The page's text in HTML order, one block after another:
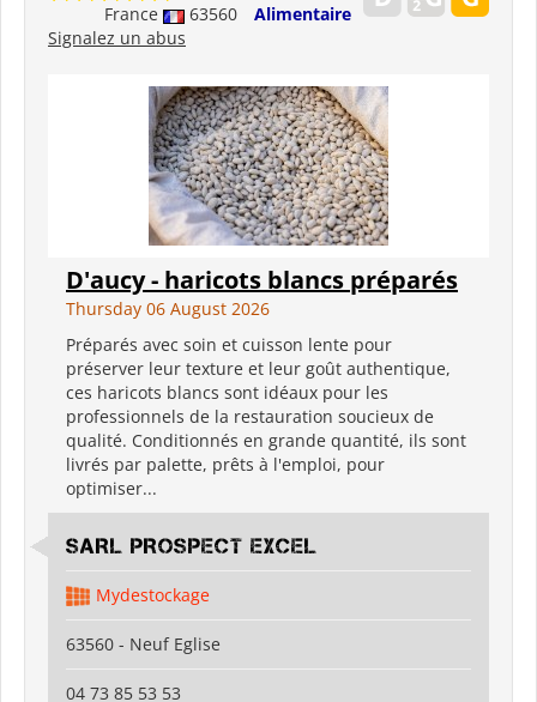
France 63560
Alimentaire
Signalez un abus
D'aucy - haricots blancs préparés
Thursday 06 August 2026
Préparés avec soin et cuisson lente pour
préserver leur texture et leur goût authentique,
ces haricots blancs sont idéaux pour les
professionnels de la restauration soucieux de
qualité. Conditionnés en grande quantité, ils sont
livrés par palette, prêts à l'emploi, pour
optimiser...
SARL PROSPECT EXCEL
Mydestockage
63560 - Neuf Eglise
04 73 85 53 53